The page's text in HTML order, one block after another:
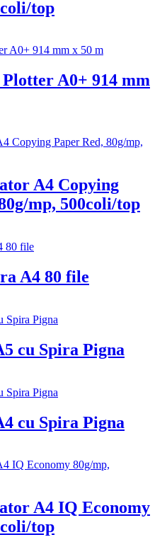
top
A0+ 914 mm
A4 Copying
mp, 500coli/top
A4 80 file
cu Spira Pigna
cu Spira Pigna
A4 IQ Economy
top